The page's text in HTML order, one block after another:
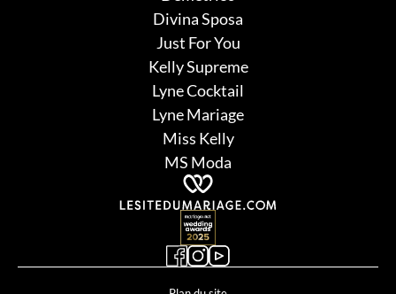
Divina Sposa
Just For You
Kelly Supreme
Lyne Cocktail
Lyne Mariage
Miss Kelly
MS Moda